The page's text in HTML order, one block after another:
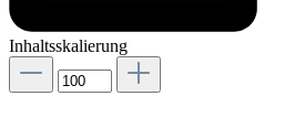
Inhaltsskalierung